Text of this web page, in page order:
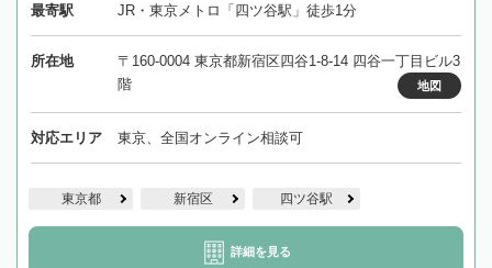
最寄駅 JR・東京メトロ「四ツ谷駅」徒歩1分
所在地
〒160-0004 東京都新宿区四谷1-8-14 四谷一丁目ビル3
階
地図
対応エリア 東京、全国オンライン相談可
東京都 新宿区 四ツ谷駅
詳細を見る